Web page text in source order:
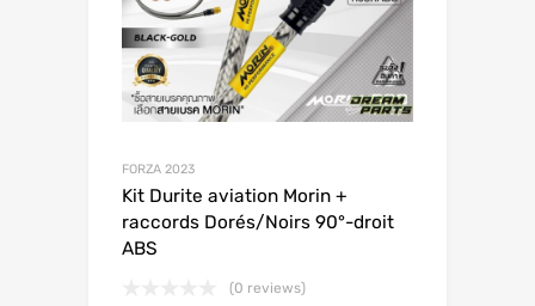
FORZA 2023
Kit Durite aviation Morin +
raccords Dorés/Noirs 90°-droit
ABS
(0 reviews)